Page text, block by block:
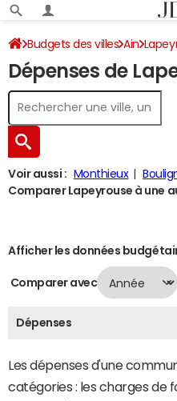
Budgets des villes Ain
Dépenses de
Voir aussi : Monthieux
Comparer Lapeyrouse à une
Afficher les données
Comparer avec
Dépenses
Les dépenses d'une
catégories : les charges de